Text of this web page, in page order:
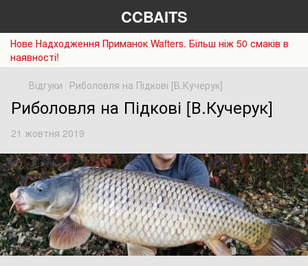
CCBAITS
Нове Надходження Приманок Wafters. Більш ніж 50 смаків в
наявності!
Відгуки Риболовля на Підкові [В.Кучерук]
Риболовля на Підкові [В.Кучерук]
21 жовтня 2019